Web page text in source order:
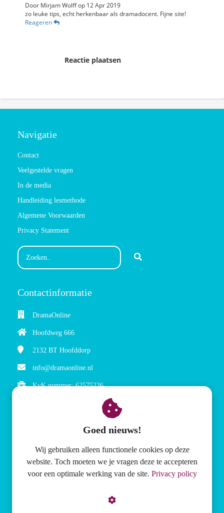
Door Mirjam Wolffop 12 Apr 2019
zo leuke tips, echt herkenbaar als dramadocent. Fijne site!
Reageren
Reactie plaatsen
Navigatie
Contact
Veelgestelde vragen
In de media
Handleiding lesmethode
Algemene Voorwaarden
Privacy Statement
Contactinformatie
DramaOnline
Hoofdweg 666
2132 BT Hoofddorp
info@dramaonline.nl
KvK nummer: 62575236
BTW nummer: NL854872371B01
Meer over DramaOnline
Goed nieuws!
Wij gebruiken alleen functionele cookies op deze
website. Toch moeten we je vragen deze te accepteren
voor een optimale werking van de site. Privacy policy